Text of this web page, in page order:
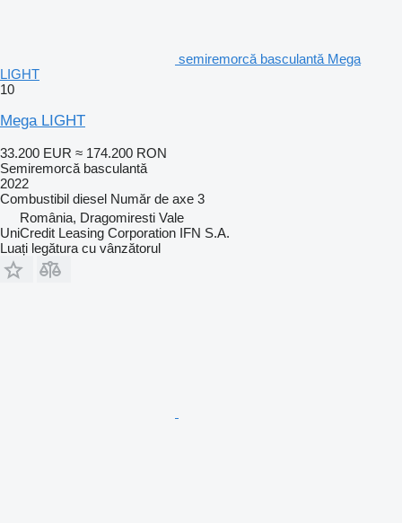
semiremorcă basculantă Mega
LIGHT
10
Mega LIGHT
33.200 EUR ≈ 174.200 RON
Semiremorcă basculantă
2022
Combustibil diesel Număr de axe 3
România, Dragomiresti Vale
UniCredit Leasing Corporation IFN S.A.
Luați legătura cu vânzătorul